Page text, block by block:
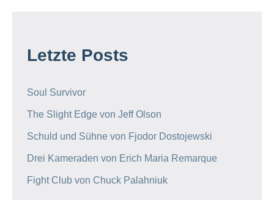
Letzte Posts
Soul Survivor
The Slight Edge von Jeff Olson
Schuld und Sühne von Fjodor Dostojewski
Drei Kameraden von Erich Maria Remarque
Fight Club von Chuck Palahniuk